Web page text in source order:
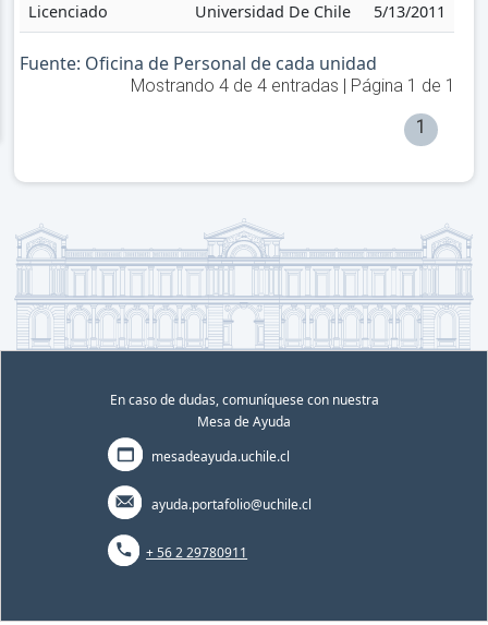
Licenciado
Universidad De Chile 5/13/2011
Fuente: Oficina de Personal de cada unidad
Mostrando 4de 4entradas | Página 1 de 1
1
En caso de dudas, comuníquese con nuestra
Mesa de Ayuda
mesadeayuda.uchile.cl
ayuda.portafolio@uchile.cl
+ 56 2 29780911